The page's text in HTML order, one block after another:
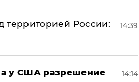
территорией России:
14:39
у США разрешение
14:14